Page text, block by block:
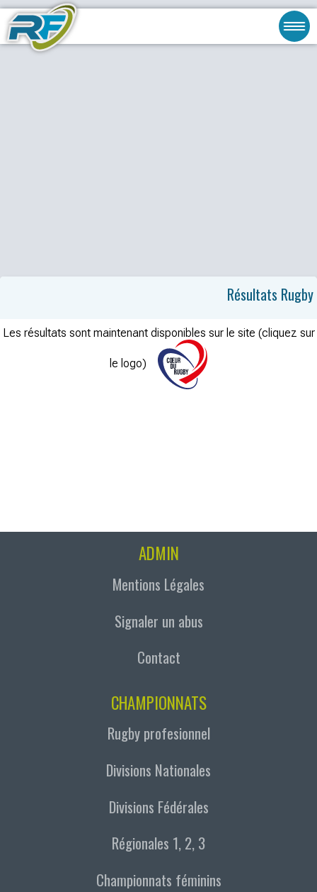
Résultats Rugby
Les résultats sont maintenant disponibles sur le site (cliquez sur
le logo)
ADMIN
Mentions Légales
Signaler un abus
Contact
CHAMPIONNATS
Rugby profesionnel
Divisions Nationales
Divisions Fédérales
Régionales 1, 2, 3
Championnats féminins